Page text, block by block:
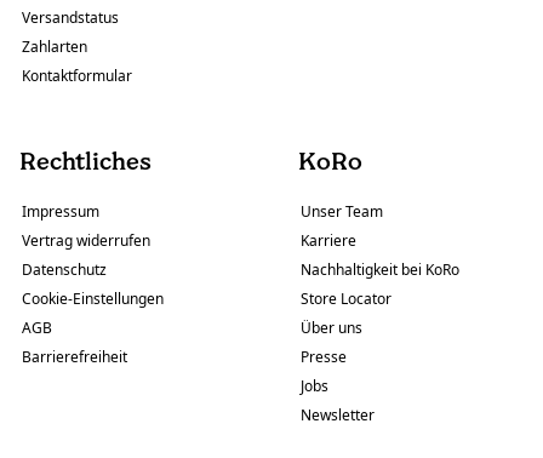
Versandstatus
Zahlarten
Kontaktformular
Rechtliches
Impressum
Vertrag widerrufen
Datenschutz
Cookie-Einstellungen
AGB
Barrierefreiheit
KoRo
Unser Team
Karriere
Nachhaltigkeit bei KoRo
Store Locator
Über uns
Presse
Jobs
Newsletter